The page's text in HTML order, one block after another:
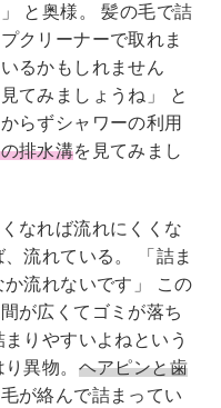
と奥様。 髪の毛で詰
クリーナーで取れま
るかもしれません
てみましょうね」 と
らずシャワーの利用
排水溝を見てみまし
なれば流れにくくな
流れている。 「詰ま
流れないです」 この
が広くてゴミが落ち
りやすいよねという
異物。 ヘアピンと歯
が絡んで詰まってい